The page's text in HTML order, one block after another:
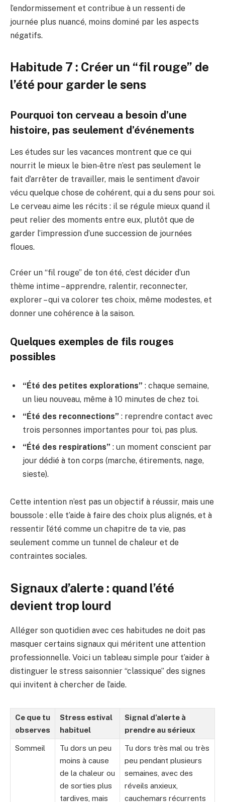
l’endormissement et contribue à un ressenti de
journée plus nuancé, moins dominé par les aspects
négatifs.
Habitude 7 : Créer un “fil rouge” de
l’été pour garder le sens
Pourquoi ton cerveau a besoin d’une
histoire, pas seulement d’événements
Les études sur les vacances montrent que ce qui
nourrit le mieux le bien‑être n’est pas seulement le
fait d’arrêter de travailler, mais le sentiment d’avoir
vécu quelque chose de cohérent, qui a du sens pour soi.
Le cerveau aime les récits : il se régule mieux quand il
peut relier des moments entre eux, plutôt que de
garder l’impression d’une succession de journées
floues.
Créer un “fil rouge” de ton été, c’est décider d’un
thème intime – apprendre, ralentir, reconnecter,
explorer – qui va colorer tes choix, même modestes, et
donner une cohérence à la saison.
Quelques exemples de fils rouges
possibles
“Été des petites explorations” : chaque semaine,
un lieu nouveau, même à 10 minutes de chez toi.
“Été des reconnections” : reprendre contact avec
trois personnes importantes pour toi, pas plus.
“Été des respirations” : un moment conscient par
jour dédié à ton corps (marche, étirements, nage,
sieste).
Cette intention n’est pas un objectif à réussir, mais une
boussole : elle t’aide à faire des choix plus alignés, et à
ressentir l’été comme un chapitre de ta vie, pas
seulement comme un tunnel de chaleur et de
contraintes sociales.
Signaux d’alerte : quand l’été
devient trop lourd
Alléger son quotidien avec ces habitudes ne doit pas
masquer certains signaux qui méritent une attention
professionnelle. Voici un tableau simple pour t’aider à
distinguer le stress saisonnier “classique” des signes
qui invitent à chercher de l’aide.
Ce que tu
observes
Stress estival
habituel
Signal d’alerte à
prendre au sérieux
Sommeil
Tu dors un peu
moins à cause
de la chaleur ou
de sorties plus
tardives, mais
Tu dors très mal ou très
peu pendant plusieurs
semaines, avec des
réveils anxieux,
cauchemars récurrents